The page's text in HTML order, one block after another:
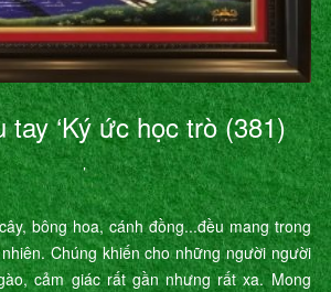
tay ‘Ký ức học trò (381)
’
bông hoa, cánh đồng...đều mang trong
Chúng khiến cho những người người
cảm giác rất gần nhưng rất xa. Mong